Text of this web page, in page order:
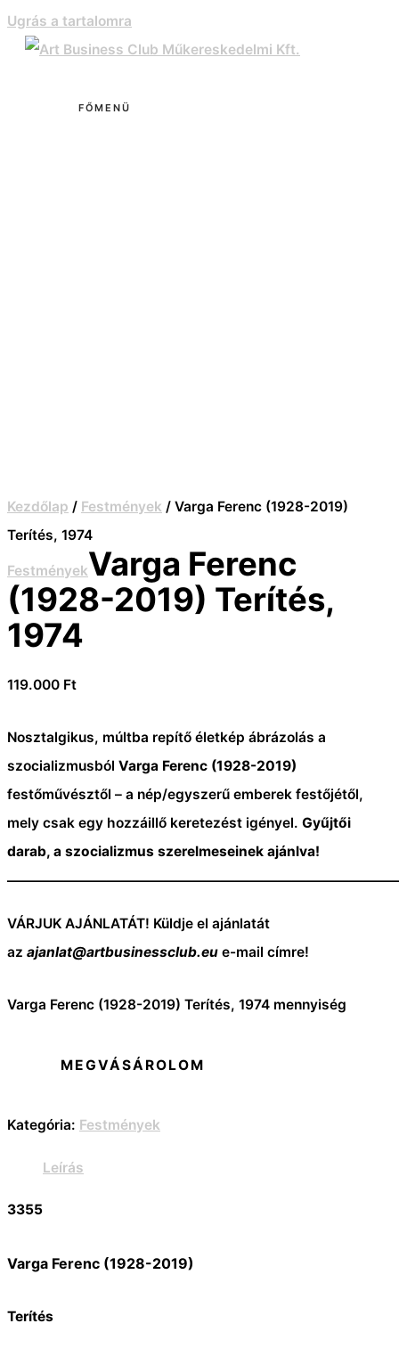
Ugrás a tartalomra
FŐMENÜ
Kezdőlap / Festmények / Varga Ferenc (1928-2019)
Terítés, 1974
FestményekVarga Ferenc
(1928-2019) Terítés,
1974
119.000 Ft
Nosztalgikus, múltba repítő életkép ábrázolás a
szocializmusból Varga Ferenc (1928-2019)
festőművésztől – a nép/egyszerű emberek festőjétől,
mely csak egy hozzáillő keretezést igényel. Gyűjtői
darab, a szocializmus szerelmeseinek ajánlva!
VÁRJUK AJÁNLATÁT! Küldje el ajánlatát
az ajanlat@artbusinessclub.eu e-mail címre!
Varga Ferenc (1928-2019) Terítés, 1974 mennyiség
MEGVÁSÁROLOM
Kategória: Festmények
Leírás
3355
Varga Ferenc (1928-2019)
Terítés